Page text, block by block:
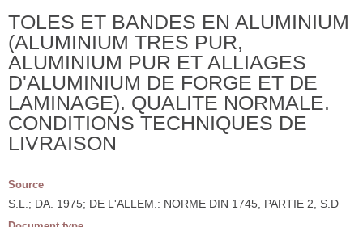
TOLES ET BANDES EN ALUMINIUM
(ALUMINIUM TRES PUR,
ALUMINIUM PUR ET ALLIAGES
D'ALUMINIUM DE FORGE ET DE
LAMINAGE). QUALITE NORMALE.
CONDITIONS TECHNIQUES DE
LIVRAISON
Source
S.L.; DA. 1975; DE L'ALLEM.: NORME DIN 1745, PARTIE 2, S.D